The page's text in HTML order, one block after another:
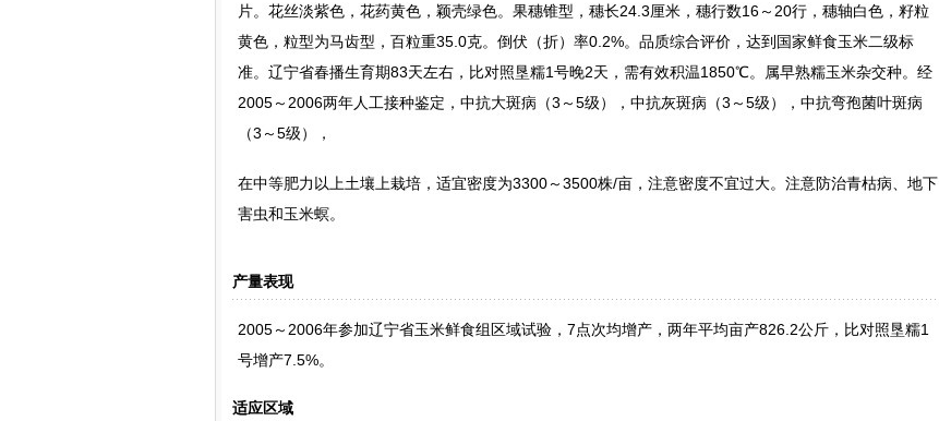
片。花丝淡紫色，花药黄色，颖壳绿色。果穗锥型，穗长24.3厘米，穗行数16～20行，穗轴白色，籽粒
黄色，粒型为马齿型，百粒重35.0克。倒伏（折）率0.2%。品质综合评价，达到国家鲜食玉米二级标
准。辽宁省春播生育期83天左右，比对照垦糯1号晚2天，需有效积温1850℃。属早熟糯玉米杂交种。经
2005～2006两年人工接种鉴定，中抗大斑病（3～5级），中抗灰斑病（3～5级），中抗弯孢菌叶斑病
（3～5级），
在中等肥力以上土壤上栽培，适宜密度为3300～3500株/亩，注意密度不宜过大。注意防治青枯病、地下
害虫和玉米螟。
产量表现
2005～2006年参加辽宁省玉米鲜食组区域试验，7点次均增产，两年平均亩产826.2公斤，比对照垦糯1
号增产7.5%。
适应区域